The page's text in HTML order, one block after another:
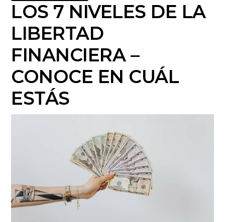
LOS 7 NIVELES DE LA
LIBERTAD
FINANCIERA –
CONOCE EN CUÁL
ESTÁS